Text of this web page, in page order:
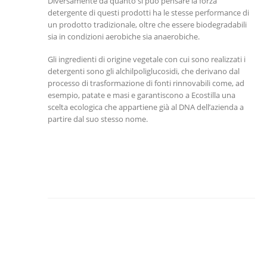
detergente di questi prodotti ha le stesse performance di
un prodotto tradizionale, oltre che essere biodegradabili
sia in condizioni aerobiche sia anaerobiche.
Gli ingredienti di origine vegetale con cui sono realizzati i
detergenti sono gli alchilpoliglucosidi, che derivano dal
processo di trasformazione di fonti rinnovabili come, ad
esempio, patate e masi e garantiscono a Ecostilla una
scelta ecologica che appartiene già al DNA dell’azienda a
partire dal suo stesso nome.